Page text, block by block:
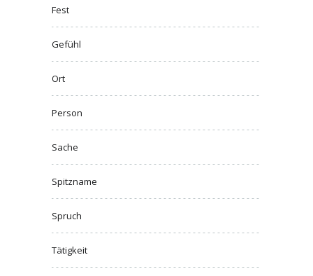
Fest
Gefühl
Ort
Person
Sache
Spitzname
Spruch
Tätigkeit